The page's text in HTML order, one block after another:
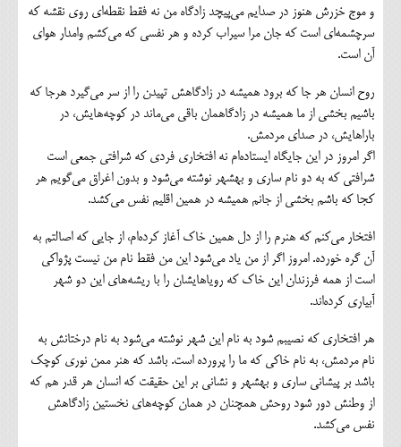
و موج خزرش هنوز در صدایم می‌پیچد زادگاه من نه فقط نقطه‌ای روی نقشه که
سرچشمه‌ای است که جان مرا سیراب کرده و هر نفسی که می‌کشم وامدار هوای
آن است.
روح انسان هر جا که برود همیشه در زادگاهش تپیدن را از سر می‌گیرد هرجا که
باشیم بخشی از ما همیشه در زادگاهمان باقی می‌ماند در کوچه‌هایش، در
بارا‌هایش، در صدای مردمش.
اگر امروز در این جایگاه ایستاده‌ام نه افتخاری فردی که شرافتی جمعی است
شرافتی که به دو نام ساری و بهشهر نوشته می‌شود و بدون اغراق می‌گویم هر
کجا که باشم بخشی از جانم همیشه در همین اقلیم نفس می‌کشد.
افتخار می‌کنم که هنرم را از دل همین خاک آغاز کرده‌ام، از جایی که اصالتم به
آن گره خورده. امروز اگر از من یاد می‌شود این من فقط نام من نیست پژواکی
است از همه فرزندان این خاک که رویاهایشان را با ریشه‌های این دو شهر
آبیاری کرده‌اند.
هر افتخاری که نصیبم شود به نام این شهر نوشته می‌شود به نام درختانش به
نام مردمش، به نام خاکی که ما را پرورده است. باشد که هنر ممن نوری کوچک
باشد بر پیشانی ساری و بهشهر و نشانی بر این حقیقت که انسان هر قدر هم که
از وطنش دور شود روحش همچنان در همان کوچه‌های نخستین زادگاهش
نفس می‌کشد.